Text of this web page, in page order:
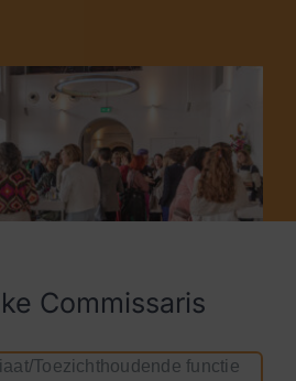
Commissaris
Toezichthoudende functie